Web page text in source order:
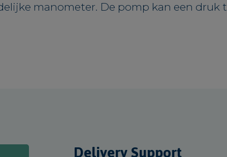
manometer. De pomp kan een druk